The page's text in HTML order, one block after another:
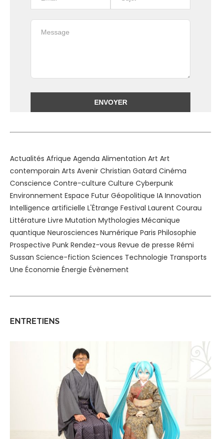
Actualités Afrique Agenda Alimentation Art Art
contemporain Arts Avenir Christian Gatard Cinéma
Conscience Contre-culture Culture Cyberpunk
Environnement Espace Futur Géopolitique IA Innovation
Intelligence artificielle L'Étrange Festival Laurent Courau
Littérature Livre Mutation Mythologies Mécanique
quantique Neurosciences Numérique Paris Philosophie
Prospective Punk Rendez-vous Revue de presse Rémi
Sussan Science-fiction Sciences Technologie Transports
Une Économie Énergie Évènement
ENTRETIENS